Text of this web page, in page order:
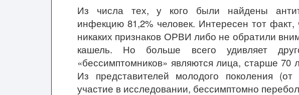
Из числа тех, у кого были найдены
инфекцию 81,2% человек. Интересен тот
никаких признаков ОРВИ либо не обратили
кашель. Но больше всего удивляет
«бессимптомников» являются лица, старше 70
Из представителей молодого поколения
участие в исследовании, бессимптомно